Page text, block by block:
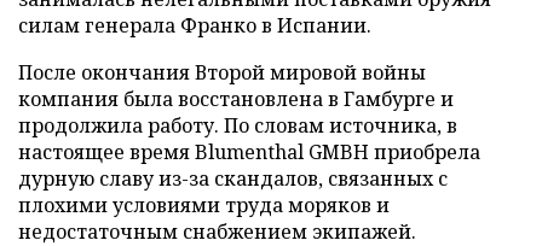
силам генерала Франко в Испании.
После окончания Второй мировой войны
компания была восстановлена в Гамбурге и
продолжила работу. По словам источника, в
настоящее время Blumenthal GMBH приобрела
дурную славу из-за скандалов, связанных с
плохими условиями труда моряков и
недостаточным снабжением экипажей.